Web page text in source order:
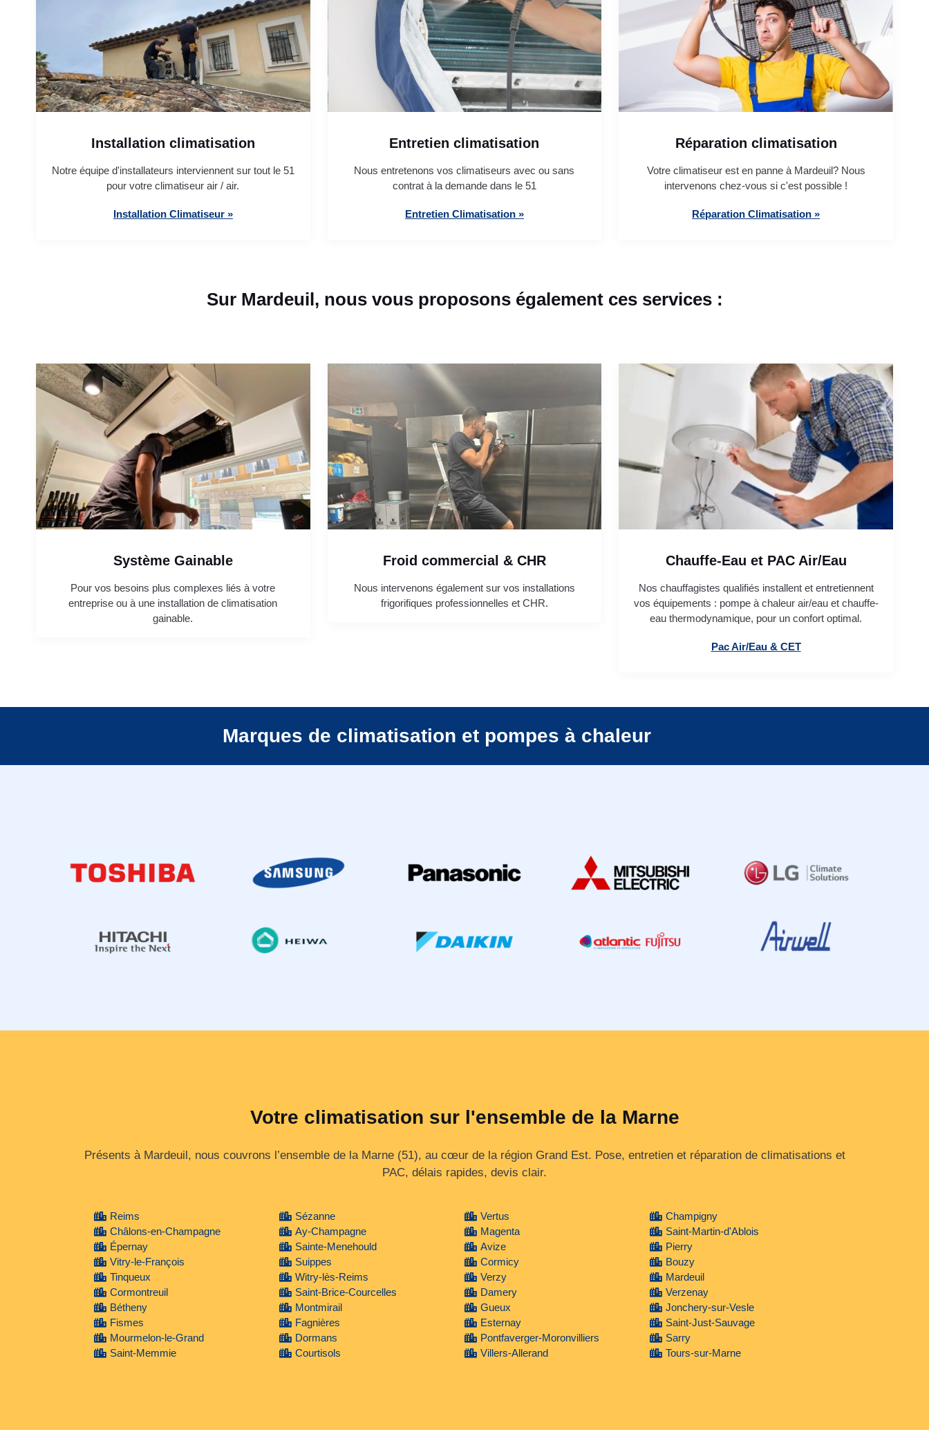
Installation climatisation
Notre équipe d'installateurs interviennent sur tout le 51
pour votre climatiseur air / air.
Installation Climatiseur »
Entretien climatisation
Nous entretenons vos climatiseurs avec ou sans
contrat à la demande dans le 51
Entretien Climatisation »
Réparation climatisation
Votre climatiseur est en panne à Mardeuil? Nous
intervenons chez-vous si c'est possible !
Réparation Climatisation »
Sur Mardeuil, nous vous proposons également ces services :
Système Gainable
Pour vos besoins plus complexes liés à votre
entreprise ou à une installation de climatisation
gainable.
Froid commercial & CHR
Nous intervenons également sur vos installations
frigorifiques professionnelles et CHR.
Chauffe-Eau et PAC Air/Eau
Nos chauffagistes qualifiés installent et entretiennent
vos équipements : pompe à chaleur air/eau et chauffe-
eau thermodynamique, pour un confort optimal.
Pac Air/Eau & CET
Marques de climatisation et pompes à chaleur
Votre climatisation sur l'ensemble de la Marne
Présents à Mardeuil, nous couvrons l’ensemble de la Marne (51), au cœur de la région Grand Est. Pose, entretien et réparation de climatisations et
PAC, délais rapides, devis clair.
Reims
Châlons-en-Champagne
Épernay
Vitry-le-François
Tinqueux
Cormontreuil
Bétheny
Fismes
Mourmelon-le-Grand
Saint-Memmie
Sézanne
Ay-Champagne
Sainte-Menehould
Suippes
Witry-lès-Reims
Saint-Brice-Courcelles
Montmirail
Fagnières
Dormans
Courtisols
Vertus
Magenta
Avize
Cormicy
Verzy
Damery
Gueux
Esternay
Pontfaverger-Moronvilliers
Villers-Allerand
Champigny
Saint-Martin-d'Ablois
Pierry
Bouzy
Mardeuil
Verzenay
Jonchery-sur-Vesle
Saint-Just-Sauvage
Sarry
Tours-sur-Marne